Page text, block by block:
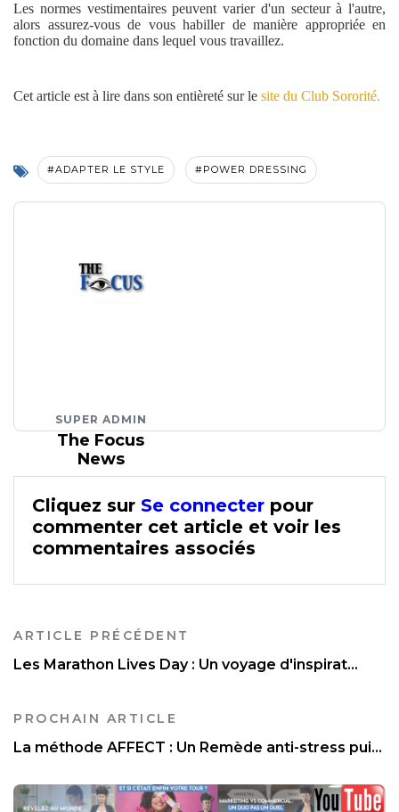
Les normes vestimentaires peuvent varier d'un secteur à l'autre,
alors assurez-vous de vous habiller de manière appropriée en
fonction du domaine dans lequel vous travaillez.
Cet article est à lire dans son entièreté sur le site du Club Sororité.
#ADAPTER LE STYLE #POWER DRESSING
SUPER ADMIN
The Focus
News
Cliquez sur Se connecter pour
commenter cet article et voir les
commentaires associés
ARTICLE PRÉCÉDENT
Les Marathon Lives Day : Un voyage d'inspirat...
PROCHAIN ARTICLE
La méthode AFFECT : Un Remède anti-stress pui...